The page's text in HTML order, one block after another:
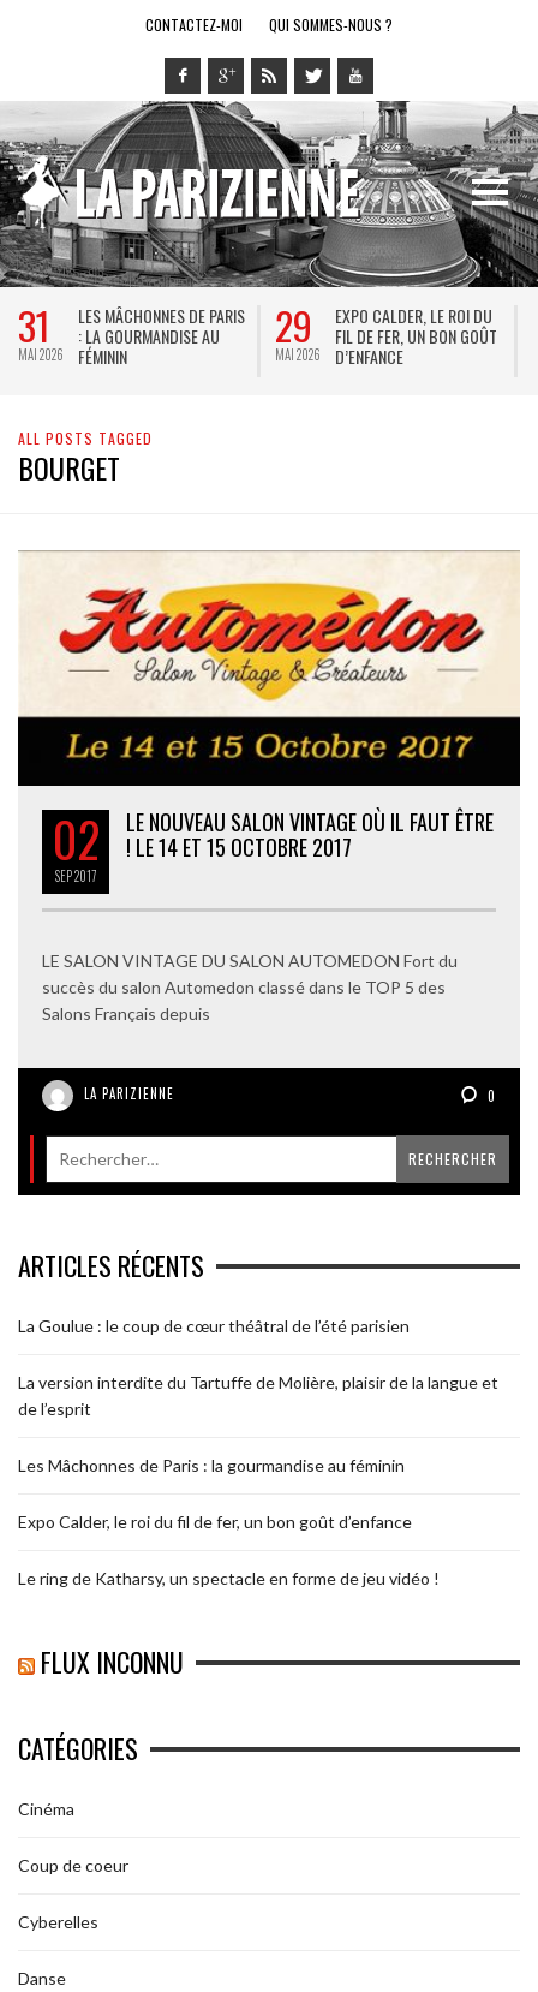
CONTACTEZ-MOI QUI SOMMES-NOUS ?
31
MAI 2026
LES MÂCHONNES DE PARIS
: LA GOURMANDISE AU
FÉMININ
29
MAI 2026
EXPO CALDER, LE ROI DU
FIL DE FER, UN BON GOÛT
D’ENFANCE
ALL POSTS TAGGED
BOURGET
02
SEP2017
LE NOUVEAU SALON VINTAGE OÙ IL FAUT ÊTRE
! LE 14 ET 15 OCTOBRE 2017
LE SALON VINTAGE DU SALON AUTOMEDON Fort du
succès du salon Automedon classé dans le TOP 5 des
Salons Français depuis
LA PARIZIENNE 0
ARTICLES RÉCENTS
La Goulue : le coup de cœur théâtral de l’été parisien
La version interdite du Tartuffe de Molière, plaisir de la langue et
de l’esprit
Les Mâchonnes de Paris : la gourmandise au féminin
Expo Calder, le roi du fil de fer, un bon goût d’enfance
Le ring de Katharsy, un spectacle en forme de jeu vidéo !
FLUX INCONNU
CATÉGORIES
Cinéma
Coup de coeur
Cyberelles
Danse